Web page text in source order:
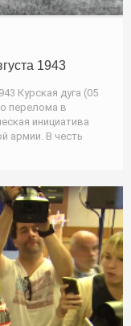
1943
Курская дуга (05
перелома в
инициатива
армии. В честь